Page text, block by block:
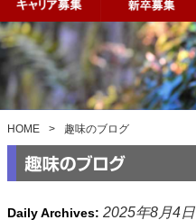
HOME > 趣味のブログ
Daily Archives: 2025年8月4日